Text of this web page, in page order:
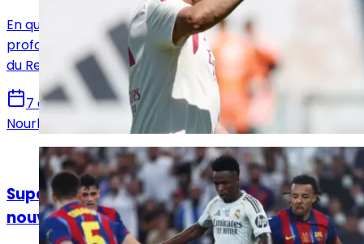
En quelques semaines, José Mourinho aurait déjà
profondément transformé l’atmosphère du vestiaire
du Real Madrid et imposé une nouvelle dynamique.
7 août 2026
Nourhane Haroui
Actualités
Supercoupe d’Espagne 2027 : Istanbul, la
nouvelle destination envisagée par la RFEF